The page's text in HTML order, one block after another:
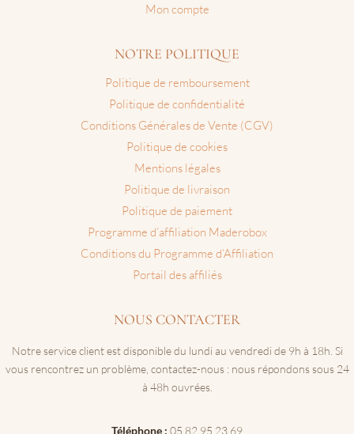
Mon compte
NOTRE POLITIQUE
Politique de remboursement
Politique de confidentialité
Conditions Générales de Vente (CGV)
Politique de cookies
Mentions légales
Politique de livraison
Politique de paiement
Programme d’affiliation Maderobox
Conditions du Programme d’Affiliation
Portail des affiliés
NOUS CONTACTER
Notre service client est disponible du lundi au vendredi de 9h à 18h. Si
vous rencontrez un problème, contactez-nous : nous répondons sous 24
à 48h ouvrées.
Téléphone : 05.82.95.23.69